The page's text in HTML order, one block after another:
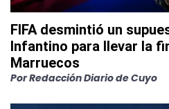
FIFA desmintió un
Infantino para llevar la
Marruecos
PorRedacción Diario de Cuyo